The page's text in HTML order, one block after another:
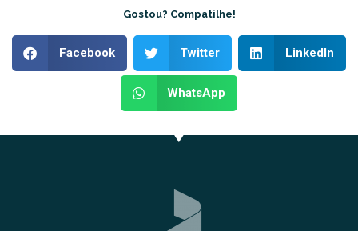
Gostou? Compatilhe!
Facebook Twitter LinkedIn
WhatsApp